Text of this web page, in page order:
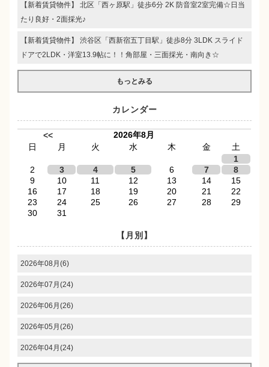
【新着賃貸物件】 北区「西ヶ原駅」徒歩6分 2K 防音室2室完備☆日当
たり良好・2面採光♪
【新着賃貸物件】 渋谷区「西新宿五丁目駅」徒歩8分 3LDK スライド
ドアで2LDK・洋室13.9帖に！！角部屋・三面採光・南向き☆
もっとみる
カレンダー
<<
2026年8月
日
月 火 水 木 金
土
1
2
3 4 5 6 7
8
9
10 11 12 13 14
15
16
17 18 19 20 21
22
23
24 25 26 27 28
29
30
31
【月別】
2026年08月(6)
2026年07月(24)
2026年06月(26)
2026年05月(26)
2026年04月(24)